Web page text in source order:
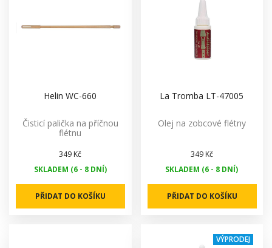
Helin WC-660
Čisticí palička na příčnou
flétnu
349 Kč
SKLADEM (6 - 8 DNÍ)
PŘIDAT DO KOŠÍKU
La Tromba LT-47005
Olej na zobcové flétny
349 Kč
SKLADEM (6 - 8 DNÍ)
PŘIDAT DO KOŠÍKU
VÝPRODEJ